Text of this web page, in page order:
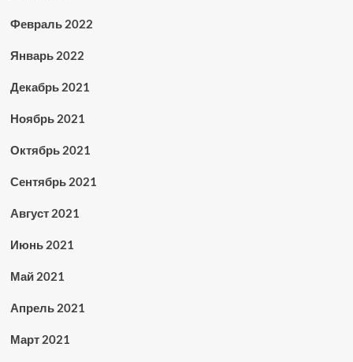
Февраль 2022
Январь 2022
Декабрь 2021
Ноябрь 2021
Октябрь 2021
Сентябрь 2021
Август 2021
Июнь 2021
Май 2021
Апрель 2021
Март 2021